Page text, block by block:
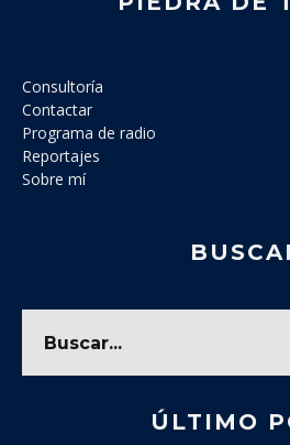
Consultoría
Contactar
Programa de radio
Reportajes
Sobre mí
ÚLTIMO